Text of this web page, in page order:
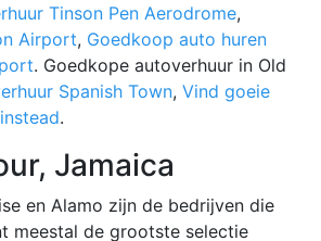
Tinson Pen Aerodrome,
Airport, Goedkoop auto huren
. Goedkope autoverhuur in Old
Spanish Town, Vind goeie
.
Jamaica
en Alamo zijn de bedrijven die
meestal de grootste selectie